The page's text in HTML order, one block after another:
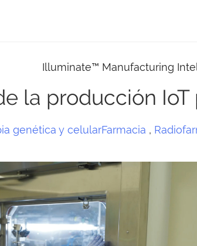
Illuminate™ Manufacturing
la producción
genética y celularFarmacia ,